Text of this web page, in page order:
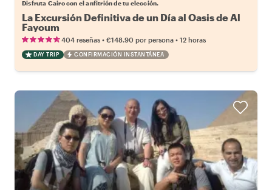
Disfruta Cairo con el anfitrión de tu elección.
La Excursión Definitiva de un Día al Oasis de Al
Fayoum
404 reseñas • €148.90 por persona • 12 horas
DAY TRIP CONFIRMACIÓN INSTANTÁNEA